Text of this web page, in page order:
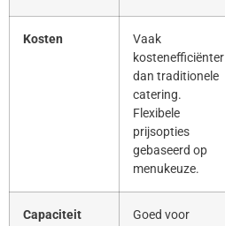
Kosten
Vaak
kostenefficiënter
dan traditionele
catering.
Flexibele
prijsopties
gebaseerd op
menukeuze.
Capaciteit
Goed voor